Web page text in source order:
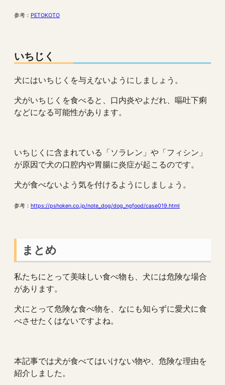
参考： PETOKOTO
いちじく
犬にはいちじくを与えないようにしましょう。
犬がいちじくを食べると、口内炎やよだれ、嘔吐下痢
などになる可能性があります。
いちじくに含まれている「ソラレン」や「フィシン」
が原因で犬の口腔内や胃腸に炎症が起こるのです。
犬が食べないよう気を付けるようにしましょう。
参考： https://pshoken.co.jp/note_dog/dog_ngfood/case019.html
まとめ
私たちにとって美味しい食べ物も、犬には危険な場合
があります。
犬にとって危険な食べ物を、なにも知らずに愛犬に食
べさせたくはないですよね。
本記事では犬が食べてはいけない物や、危険な理由を
紹介しました。